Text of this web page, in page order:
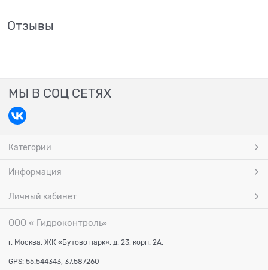
Отзывы
МЫ В СОЦ СЕТЯХ
Категории
Информация
Личный кабинет
ООО « Гидроконтроль»
г. Москва, ЖК «Бутово парк», д. 23, корп. 2А.
GPS: 55.544343, 37.587260